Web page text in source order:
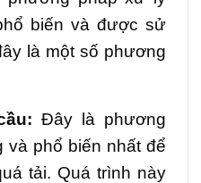
biến và được sử
là một số phương
Đây là phương
và phổ biến nhất để
tải. Quá trình này